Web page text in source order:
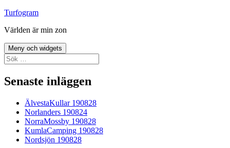
Hoppa
innehåll
Turfogram
Världen är min zon
Meny och widgets
Sök
efter:
Senaste inläggen
ÄlvestaKullar 190828
Norlanders 190824
NorraMossby 190828
KumlaCamping 190828
Nordsjön 190828